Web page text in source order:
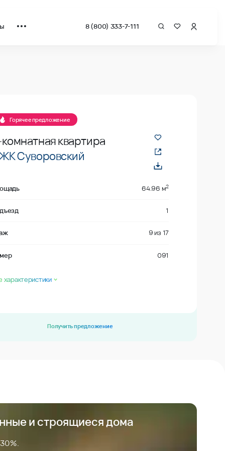
8 (800) 333-7-111
Горячее предложение
квартира
Суворовский
64.96 м2
1
9 из 17
091
характеристики
Получить предложение
и строящиеся дома